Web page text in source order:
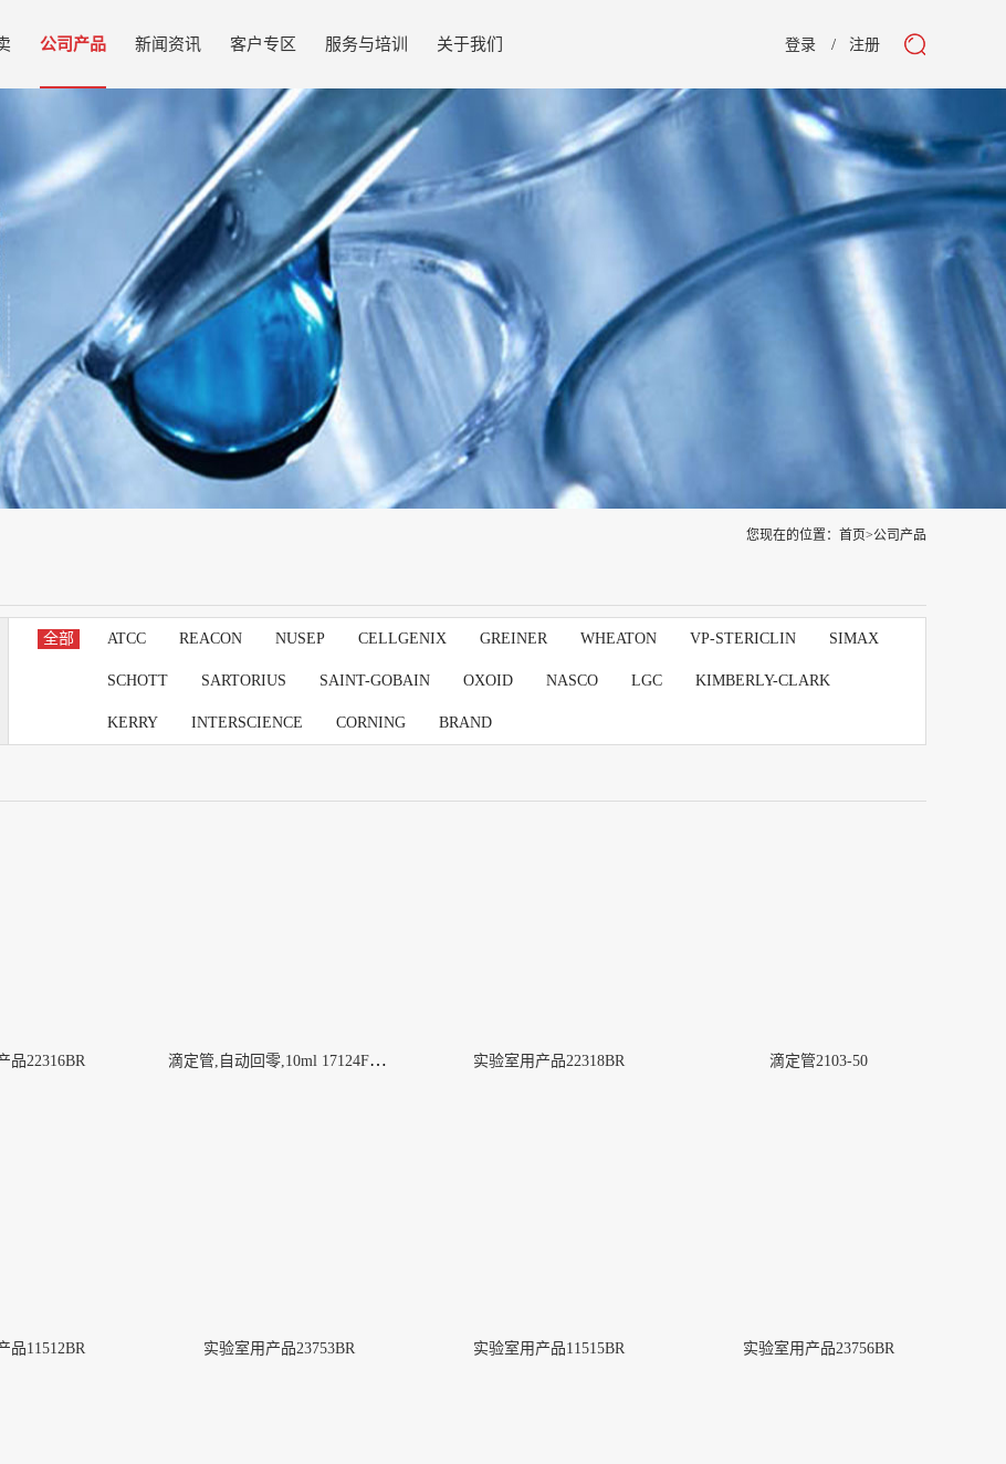
登录 注册
公司产品 新闻资讯 客户专区 服务与培训 关于我们
您现在的位置： 首页>公司产品
全部 ATCC REACON NUSEP CELLGENIX GREINER WHEATON VP-STERICLIN SIMAX
SCHOTT SARTORIUS SAINT-GOBAIN OXOID NASCO LGC KIMBERLY-CLARK
KERRY INTERSCIENCE CORNING BRAND
品22316BR 滴定管,自动回零,10ml 17124F-10 实验室用产品22318BR 滴定管2103-50
品11512BR 实验室用产品23753BR 实验室用产品11515BR 实验室用产品23756BR